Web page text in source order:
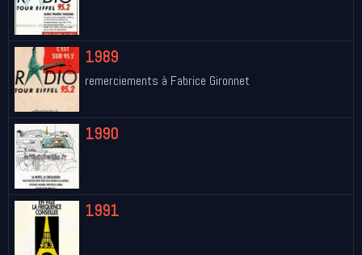
1989
remerciements à Fabrice Gironnet
1990
1991